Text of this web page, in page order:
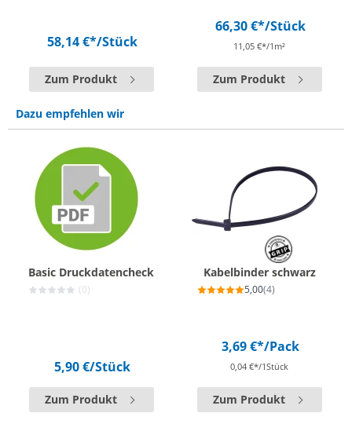
58,14 €*/Stück
Zum Produkt
66,30 €*/Stück
11,05 €*/1m²
Zum Produkt
Dazu empfehlen wir
Basic Druckdatencheck
(0)
5,90 €/Stück
Zum Produkt
Kabelbinder schwarz
5,00(4)
3,69 €*/Pack
0,04 €*/1Stück
Zum Produkt